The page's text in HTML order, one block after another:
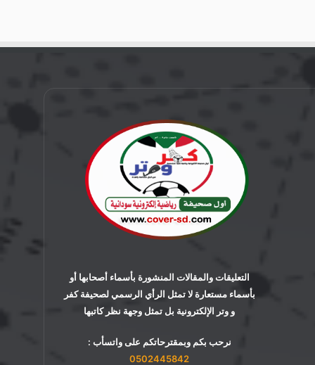
التعليقات والمقالات المنشورة بأسماء أصحابها أو
بأسماء مستعارة لا تمثل الرأي الرسمي لصحيفة كفر
و وتر الإلكترونية بل تمثل وجهة نظر كاتبها
نرحب بكم وبمقترحاتكم على واتسأب :
0502445842